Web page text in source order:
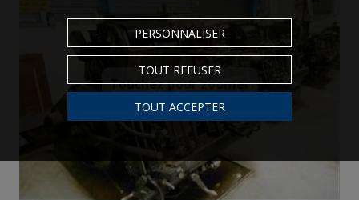
Touchez pour zoomer
PERSONNALISER
TOUT REFUSER
TOUT ACCEPTER